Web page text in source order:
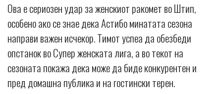
Ова е сериозен удар за женскиот ракомет во Штип,
особено ако се знае дека Астибо минатата сезона
направи важен исчекор. Тимот успеа да обезбеди
опстанок во Супер женската лига, а во текот на
сезоната покажа дека може да биде конкурентен и
пред домашна публика и на гостински терен.